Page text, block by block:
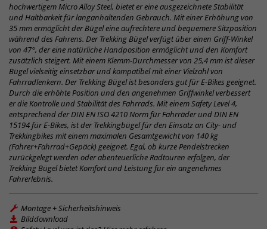
hochwertigem Micro Alloy Steel, bietet er eine ausgezeichnete Stabilität
und Haltbarkeit für langanhaltenden Gebrauch. Mit einer Erhöhung von
35 mm ermöglicht der Bügel eine aufrechtere und bequemere Sitzposition
während des Fahrens. Der Trekking Bügel verfügt über einen Griff-Winkel
von 47°, der eine natürliche Handposition ermöglicht und den Komfort
zusätzlich steigert. Mit einem Klemm-Durchmesser von 25,4 mm ist dieser
Bügel vielseitig einsetzbar und kompatibel mit einer Vielzahl von
Fahrradlenkern. Der Trekking Bügel ist besonders gut für E-Bikes geeignet.
Durch die erhöhte Position und den angenehmen Griffwinkel verbessert
er die Kontrolle und Stabilität des Fahrrads. Mit einem Safety Level 4,
entsprechend der DIN EN ISO 4210 Norm für Fahrräder und DIN EN
15194 für E-Bikes, ist der Trekkingbügel für den Einsatz an City- und
Trekkingbikes mit einem maximalen Gesamtgewicht von 140 kg
(Fahrer+Fahrrad+Gepäck) geeignet. Egal, ob kurze Pendelstrecken
zurückgelegt werden oder abenteuerliche Radtouren erfolgen, der
Trekking Bügel bietet Komfort und Leistung für ein angenehmes
Fahrerlebnis.
Montage + Sicherheitshinweis
Bilddownload